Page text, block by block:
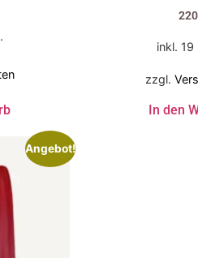
inkl. 19
zzgl.
In den
Angebot!